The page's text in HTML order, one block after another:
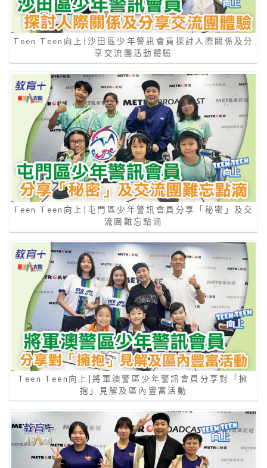
Teen Teen向上|沙田區少年警訊會員探討人際關係及分
享交流團活動體驗
Teen Teen向上|屯門區少年警訊會員分享「秘密」及交
流團難忘點滴
Teen Teen向上|將軍澳警區少年警訊會員分享對「擁
抱」見解及區內豐富活動